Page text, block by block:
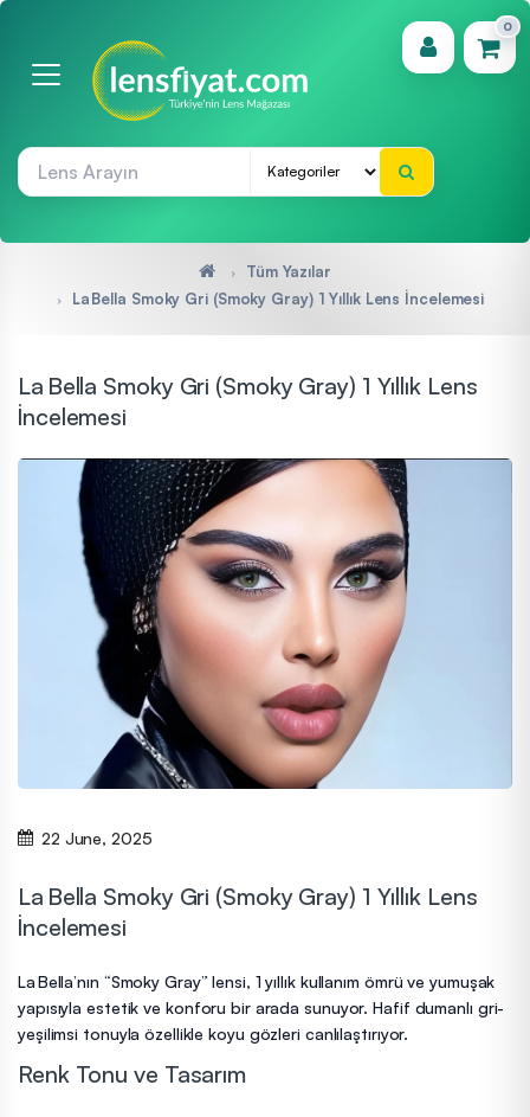
0
(0)
Tüm Yazılar
La Bella Smoky Gri (Smoky Gray) 1 Yıllık Lens İncelemesi
La Bella Smoky Gri (Smoky Gray) 1 Yıllık Lens
İncelemesi
22 June, 2025
La Bella Smoky Gri (Smoky Gray) 1 Yıllık Lens
İncelemesi
La Bella’nın “Smoky Gray” lensi, 1 yıllık kullanım ömrü ve yumuşak
yapısıyla estetik ve konforu bir arada sunuyor. Hafif dumanlı gri-
yeşilimsi tonuyla özellikle koyu gözleri canlılaştırıyor.
Renk Tonu ve Tasarım